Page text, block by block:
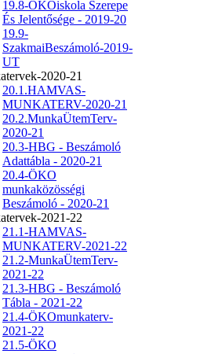
19.8-ÖKOiskola Szerepe
És Jelentősége - 2019-20
19.9-
SzakmaiBeszámoló-2019-
UT
2020-21
20.1.HAMVAS-
MUNKATERV-2020-21
20.2.MunkaÜtemTerv-
2020-21
20.3-HBG - Beszámoló
Adattábla - 2020-21
20.4-ÖKO
munkaközösségi
Beszámoló - 2020-21
2021-22
21.1-HAMVAS-
MUNKATERV-2021-22
21.2-MunkaÜtemTerv-
2021-22
21.3-HBG - Beszámoló
Tábla - 2021-22
21.4-ÖKOmunkaterv-
2021-22
21.5-ÖKO